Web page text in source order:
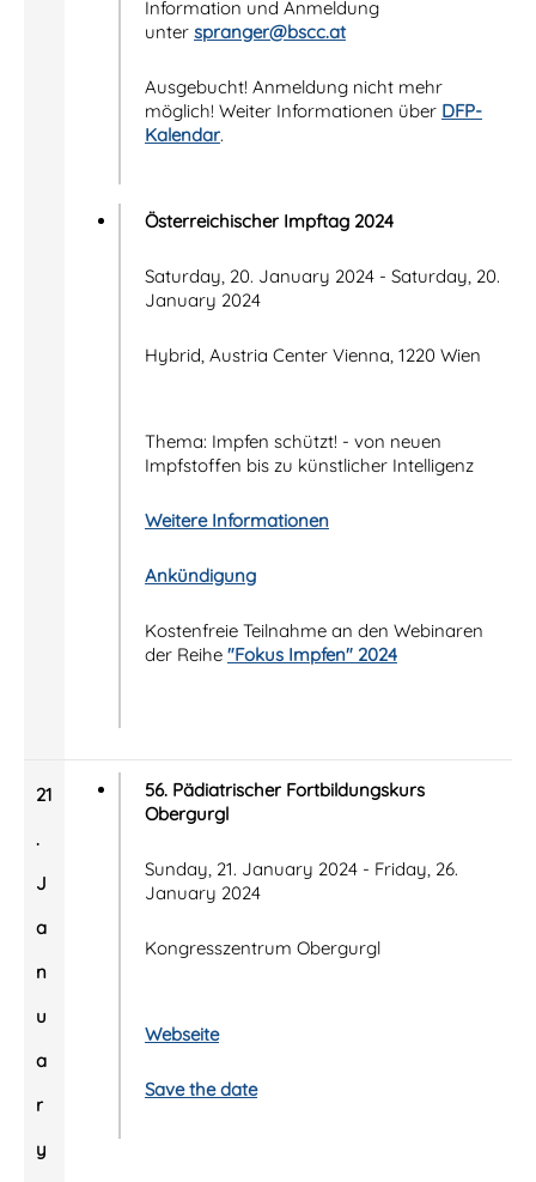
Information und Anmeldung
unter spranger@bscc.at
Ausgebucht! Anmeldung nicht mehr
möglich! Weiter Informationen über DFP-
Kalendar.
Österreichischer Impftag 2024
Saturday, 20. January 2024 - Saturday, 20.
January 2024
Hybrid, Austria Center Vienna, 1220 Wien
Thema: Impfen schützt! - von neuen
Impfstoffen bis zu künstlicher Intelligenz
Weitere Informationen
Ankündigung
Kostenfreie Teilnahme an den Webinaren
der Reihe "Fokus Impfen" 2024
21
.
J
a
n
u
a
r
y
56. Pädiatrischer Fortbildungskurs
Obergurgl
Sunday, 21. January 2024 - Friday, 26.
January 2024
Kongresszentrum Obergurgl
Webseite
Save the date